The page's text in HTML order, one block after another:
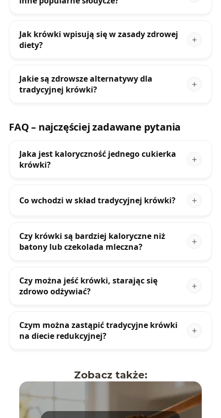
Jak krówki wpisują się w zasady zdrowej
diety?
Jakie są zdrowsze alternatywy dla
tradycyjnej krówki?
FAQ – najczęściej zadawane pytania
Jaka jest kaloryczność jednego cukierka
krówki?
Co wchodzi w skład tradycyjnej krówki?
Czy krówki są bardziej kaloryczne niż
batony lub czekolada mleczna?
Czy można jeść krówki, starając się
zdrowo odżywiać?
Czym można zastąpić tradycyjne krówki
na diecie redukcyjnej?
Zobacz także: